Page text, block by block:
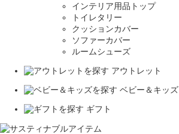
インテリア用品トップ
トイレタリー
クッションカバー
ソファーカバー
ルームシューズ
アウトレット
ベビー＆キッズ
ギフト